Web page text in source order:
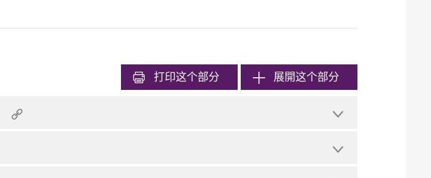
打印这个部分 展開这个部分